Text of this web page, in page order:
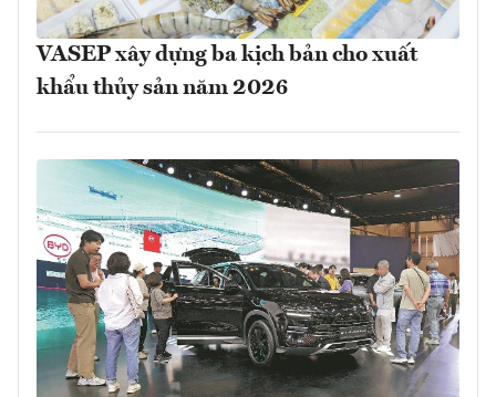
VASEP xây dựng ba kịch bản cho xuất
khẩu thủy sản năm 2026